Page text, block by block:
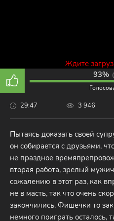
Пытаясь доказать своей
он собирается с друзьями,
не праздное
вторая работа, зрелый
сожалению в этот раз, как
не в масть, так что очень
закончились. Фишечки то
немного поиграть осталось,
Ждите
93% (
29:47 3 946